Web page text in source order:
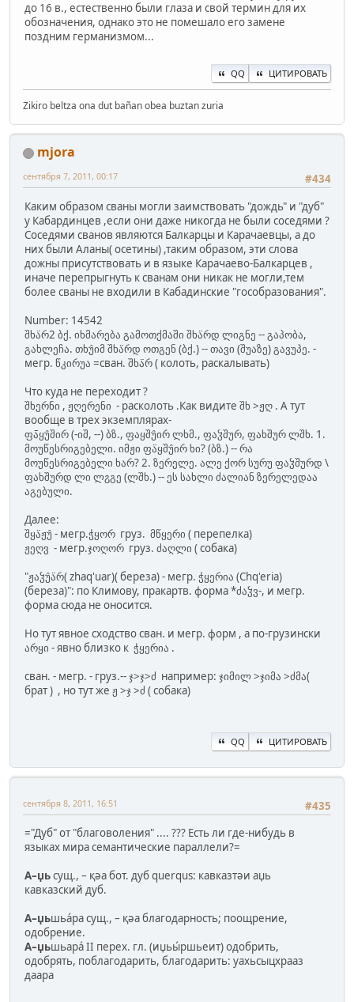
до 16 в., естественно были глаза и свой термин для их
обозначения, однако это не помешало его замене
поздним германизмом...
QQ ЦИТИРОВАТЬ
Zikiro beltza ona dut bañan obea buztan zuria
mjora
#434
сентября 7, 2011, 00:17
Каким образом сваны могли заимствовать "дождь" и "дуб"
у Кабардинцев ,если они даже никогда не были соседями ?
Соседями сванов являются Балкарцы и Карачаевцы, а до
них были Аланы( осетины) ,таким образом, эти слова
дожны присутствовать и в языке Карачаево-Балкарцев ,
иначе перепрыгнуть к сванам они никак не могли,тем
более сваны не входили в Кабадинские "гособразования".
Number: 14542
შხა̈რ2 ბქ. იხმარება გამოთქმაში შხა̈რდ ლიგნე -- გაპობა,
გახლეჩა. თხუ̂იმ შხა̈რდ ოთგენ (ბქ.) -- თავი (შუაზე) გავუპე. -
мегр. წკირუა =сван. შხა̈რ ( колоть, раскалывать)
Что куда не переходит ?
შხერნი , ჟღერენი - расколоть .Как видите შხ >ჟღ . А тут
вообще в трех экземплярах-
ფა̈̄ყუ̂შირ (-იშ, --) ბზ., ფაყშუ̂ირ ლხმ., ფაჴშურ, ფახშურ ლშხ. 1.
მოუწესრიგებელი. იმჟი ფა̈ყშუ̂ირ ხი? (ბზ.) -- რა
მოუწესრიგებელი ხარ? 2. ზერელე. ალე ქორ სურუ ფაჴშურდ \
ფახშურდ ლი ლჷგე (ლშხ.) -- ეს სახლი ძალიან ზერელედაა
აგებული.
Далее:
შყა̈ჟუ̂ - мегр.ჭყორ груз. მწყერი ( перепелка)
ჟეღვ - мегр.ჯოღორ груз. ძაღლი ( собака)
"ჟაჴუ̂ა̈რ( zhaq'uar)( береза) - мегр. ჭყერია (Сhq'eria)
(береза)": по Климову, пракартв. форма *ძაჴვ-, и мегр.
форма сюда не оносится.
Но тут явное сходство сван. и мегр. форм , а по-грузински
არყი - явно близко к ჭყერია .
сван. - мегр. - груз.-- ჯ>ჯ>ძ например: ჯიმილ >ჯიმა >ძმა(
брат ) , но тут же ჟ >ჯ >ძ ( собака)
QQ ЦИТИРОВАТЬ
#435
сентября 8, 2011, 16:51
="Дуб" от "благоволения" .... ??? Есть ли где-нибудь в
языках мира семантические параллели?=
А–џьсущ., – қәа бот. дуб querqus: кавказтәи аџь
кавказский дуб.
А–џьшьа́ра сущ., – қәа благодарность; поощрение,
одобрение.
А–џьшьара́ II перех. гл. (иџьы́ршьеит) одобрить,
одобрять, поблагодарить, благодарить: уахьсыцхрааз
даара